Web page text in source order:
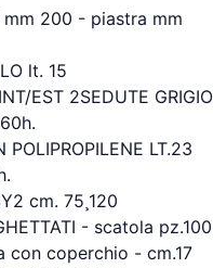
mm 200 - piastra mm
lt. 15
EST 2SEDUTE GRIGIO
POLIPROPILENE LT.23
cm. 75¸120
- scatola pz.100
con coperchio - cm.17